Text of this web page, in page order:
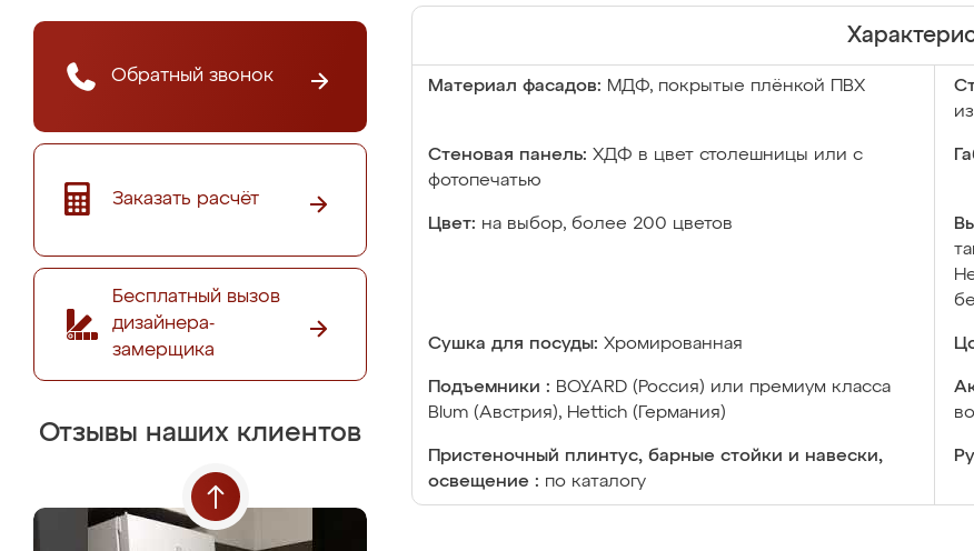
Обратный звонок
Заказать расчёт
Бесплатный вызов
дизайнера-
замерщика
Отзывы наших клиентов
Материал фасадов: МДФ, покрытые плёнкой ПВХ
Стеновая панель: ХДФ в цвет столешницы или с
фотопечатью
Цвет: на выбор, более 200 цветов
Сушка для посуды: Хромированная
Подъемники : BOYARD (Россия) или премиум класса
Blum (Австрия), Hettich (Германия)
Пристеночный плинтус, барные стойки и навески,
освещение : по каталогу